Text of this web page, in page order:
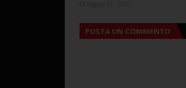
POSTA UN COMMENTO